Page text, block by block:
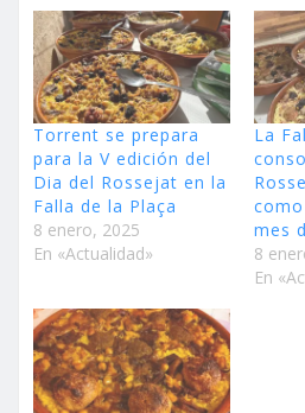
Torrent se prepara
para la V edición del
Dia del Rossejat en la
Falla de la Plaça
8 enero, 2025
En «Actualidad»
La
mes
8
En